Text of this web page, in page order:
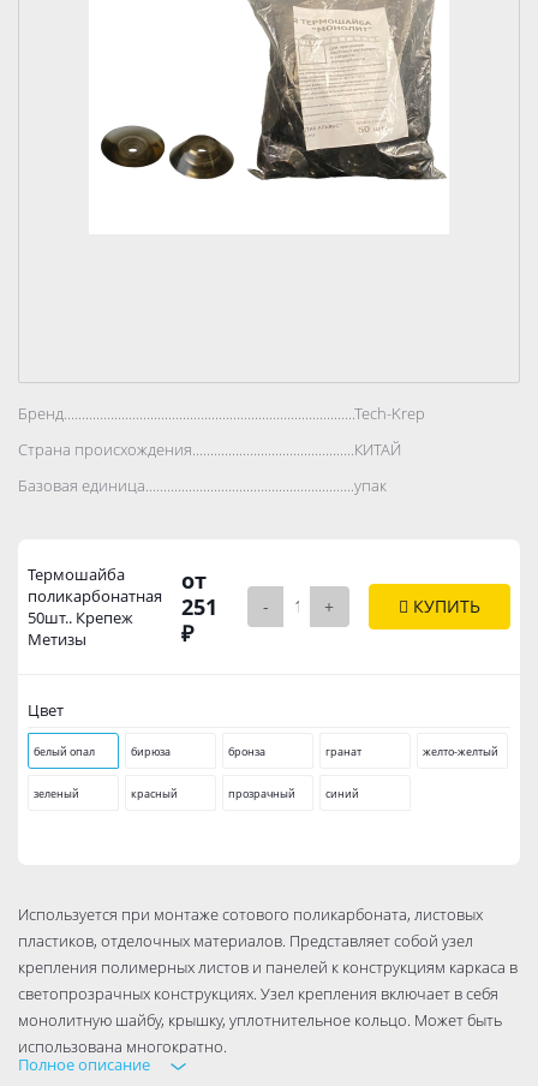
Бренд..................................................................................Tech-Krep
Страна происхождения..................................................................................
КИТАЙ
Базовая единица..................................................................................
упак
Термошайба
поликарбонатная
50шт.. Крепеж
Метизы
от
251
₽
- + КУПИТЬ
Цвет
белый опал бирюза бронза гранат желто-желтый
зеленый красный прозрачный синий
Используется при монтаже сотового поликарбоната, листовых
пластиков, отделочных материалов. Представляет собой узел
крепления полимерных листов и панелей к конструкциям каркаса в
светопрозрачных конструкциях. Узел крепления включает в себя
монолитную шайбу, крышку, уплотнительное кольцо. Может быть
использована многократно.
Диаметр основания 30,00 мм
Полное описание